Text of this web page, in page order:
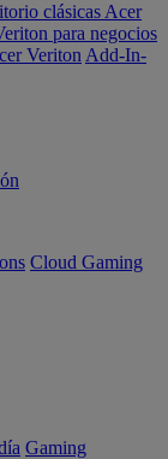
clásicas Acer
para negocios
Veriton Add-In-
Cloud Gaming
Gaming